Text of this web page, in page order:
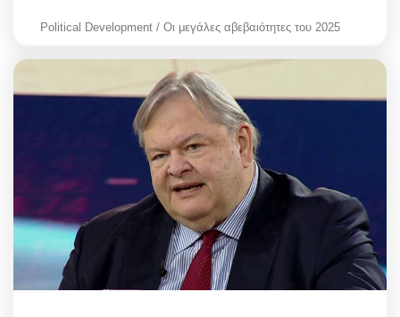
Political Development / Οι μεγάλες αβεβαιότητες του 2025